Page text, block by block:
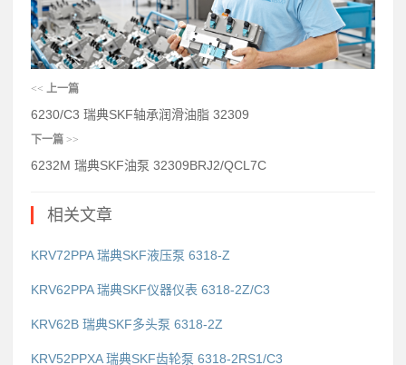
<< 上一篇
6230/C3 瑞典SKF轴承润滑油脂 32309
下一篇 >>
6232M 瑞典SKF油泵 32309BRJ2/QCL7C
相关文章
KRV72PPA 瑞典SKF液压泵 6318-Z
KRV62PPA 瑞典SKF仪器仪表 6318-2Z/C3
KRV62B 瑞典SKF多头泵 6318-2Z
KRV52PPXA 瑞典SKF齿轮泵 6318-2RS1/C3